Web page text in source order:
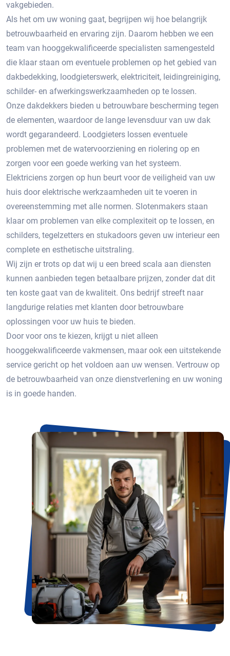
vakgebieden.
Als het om uw woning gaat, begrijpen wij hoe belangrijk
betrouwbaarheid en ervaring zijn. Daarom hebben we een
team van hooggekwalificeerde specialisten samengesteld
die klaar staan om eventuele problemen op het gebied van
dakbedekking, loodgieterswerk, elektriciteit, leidingreiniging,
schilder- en afwerkingswerkzaamheden op te lossen.
Onze dakdekkers bieden u betrouwbare bescherming tegen
de elementen, waardoor de lange levensduur van uw dak
wordt gegarandeerd. Loodgieters lossen eventuele
problemen met de watervoorziening en riolering op en
zorgen voor een goede werking van het systeem.
Elektriciens zorgen op hun beurt voor de veiligheid van uw
huis door elektrische werkzaamheden uit te voeren in
overeenstemming met alle normen. Slotenmakers staan ​​
klaar om problemen van elke complexiteit op te lossen, en
schilders, tegelzetters en stukadoors geven uw interieur een
complete en esthetische uitstraling.
Wij zijn er trots op dat wij u een breed scala aan diensten
kunnen aanbieden tegen betaalbare prijzen, zonder dat dit
ten koste gaat van de kwaliteit. Ons bedrijf streeft naar
langdurige relaties met klanten door betrouwbare
oplossingen voor uw huis te bieden.
Door voor ons te kiezen, krijgt u niet alleen
hooggekwalificeerde vakmensen, maar ook een uitstekende
service gericht op het voldoen aan uw wensen. Vertrouw op
de betrouwbaarheid van onze dienstverlening en uw woning
is in goede handen.